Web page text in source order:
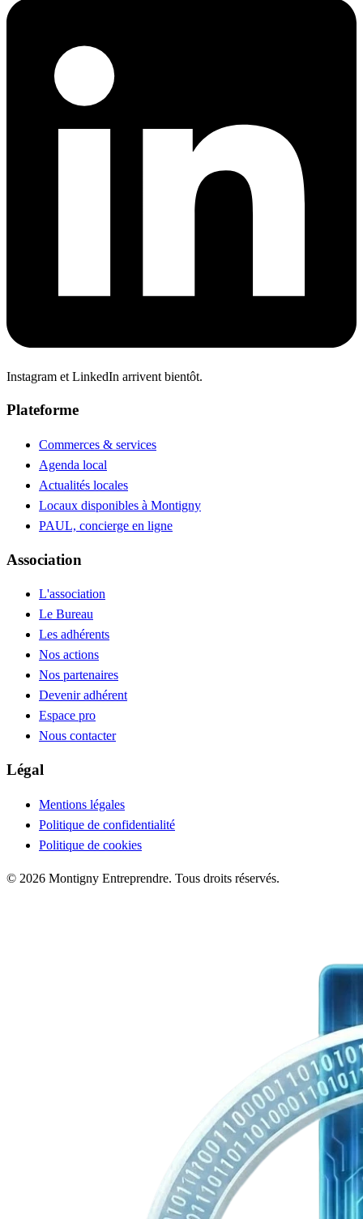
Instagram et LinkedIn arrivent bientôt.
Plateforme
Commerces & services
Agenda local
Actualités locales
Locaux disponibles à Montigny
PAUL, concierge en ligne
Association
L'association
Le Bureau
Les adhérents
Nos actions
Nos partenaires
Devenir adhérent
Espace pro
Nous contacter
Légal
Mentions légales
Politique de confidentialité
Politique de cookies
© 2026 Montigny Entreprendre. Tous droits réservés.